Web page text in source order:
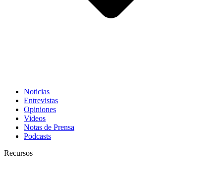
Noticias
Entrevistas
Opiniones
Videos
Notas de Prensa
Podcasts
Recursos